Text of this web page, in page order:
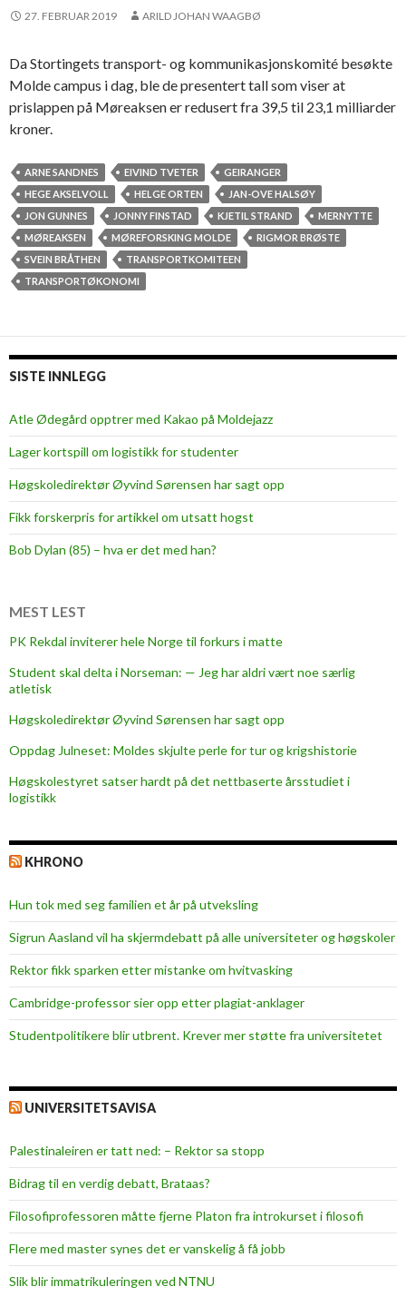
27. FEBRUAR 2019 ARILD JOHAN WAAGBØ
Da Stortingets transport- og kommunikasjonskomité besøkte
Molde campus i dag, ble de presentert tall som viser at
prislappen på Møreaksen er redusert fra 39,5 til 23,1 milliarder
kroner.
ARNE SANDNES EIVIND TVETER
GEIRANGER
HEGE AKSELVOLL
HELGE ORTEN
JAN-OVE HALSØY
JON GUNNES
JONNY FINSTAD KJETIL STRAND
MERNYTTE
MØREAKSEN
MØREFORSKING MOLDE
RIGMOR BRØSTE
SVEIN BRÅTHEN
TRANSPORTKOMITEEN
TRANSPORTØKONOMI
SISTE INNLEGG
Atle Ødegård opptrer med Kakao på Moldejazz
Lager kortspill om logistikk for studenter
Høgskoledirektør Øyvind Sørensen har sagt opp
Fikk forskerpris for artikkel om utsatt hogst
Bob Dylan (85) – hva er det med han?
MEST LEST
PK Rekdal inviterer hele Norge til forkurs i matte
Student skal delta i Norseman: — Jeg har aldri vært noe særlig
atletisk
Høgskoledirektør Øyvind Sørensen har sagt opp
Oppdag Julneset: Moldes skjulte perle for tur og krigshistorie
Høgskolestyret satser hardt på det nettbaserte årsstudiet i
logistikk
KHRONO
Hun tok med seg familien et år på utveksling
Sigrun Aasland vil ha skjerm­debatt på alle universiteter og høgskoler
Rektor fikk sparken etter mistanke om hvitvasking
Cambridge-professor sier opp etter plagiat-anklager
Studentpolitikere blir utbrent. Krever mer støtte fra universitetet
UNIVERSITETSAVISA
Palestinaleiren er tatt ned: – Rektor sa stopp
Bidrag til en verdig debatt, Brataas?
Filosofiprofessoren måtte fjerne Platon fra introkurset i filosofi
Flere med master synes det er vanskelig å få jobb
Slik blir immatrikuleringen ved NTNU